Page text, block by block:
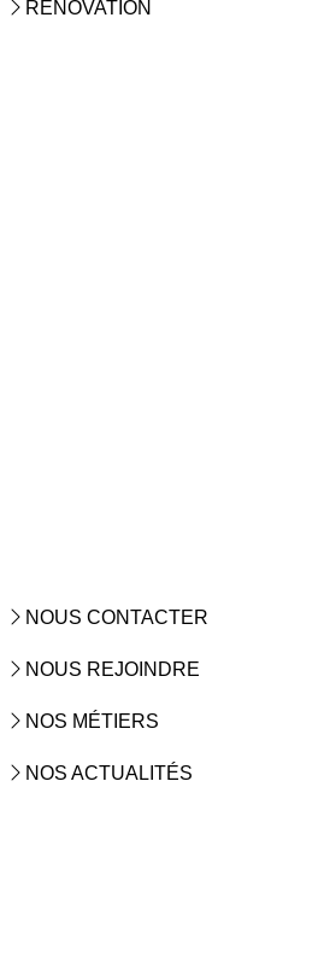
RÉNOVATION
NOUS CONTACTER
NOUS REJOINDRE
NOS MÉTIERS
NOS ACTUALITÉS